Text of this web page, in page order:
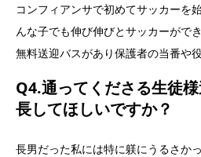
コンフィアンサで初めてサッカーを
んな子でも伸び伸びとサッカーができ
無料送迎バスがあり保護者の当番や
Q4.通ってくださる生徒
長してほしいですか？
長男だった私には特に躾にうるさか